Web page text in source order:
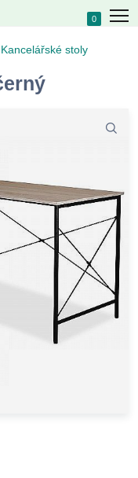
0
Kancelářské stoly